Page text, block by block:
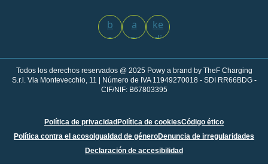
Todos los derechos reservados @ 2025 Powy a brand by TheF Charging
S.r.l. Via Montevecchio, 11 | Número de IVA 11949270018 - SDI RR66BDG -
CIF/NIF: B67803395
Política de privacidad Política de cookiesCódigo ético
Política contra el acoso Igualdad de géneroDenuncia de irregularidades
Declaración de accesibilidad